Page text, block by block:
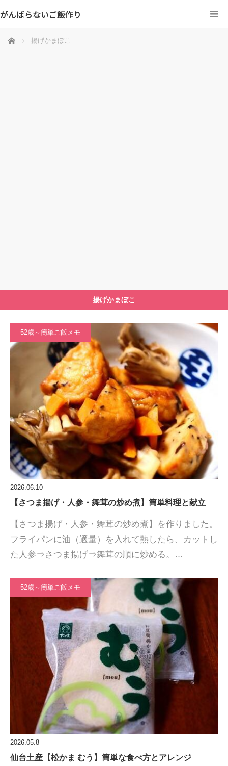
がんばらないご飯作り
ホーム 揚げかまぼこ
揚げかまぼこ
52歳～簡単ご飯メモ
2026.06.10
【さつま揚げ・人参・舞茸の炒め煮】簡単料理と献立
【さつま揚げ・人参・舞茸の炒め煮】を作りました。
フライパンに油（適量）を入れて熱したら、カットし
た人参⇒さつま揚げ⇒舞茸の順に炒める。…
52歳～簡単ご飯メモ
2026.05.8
仙台土産【松かま むう】簡単な食べ方とアレンジ